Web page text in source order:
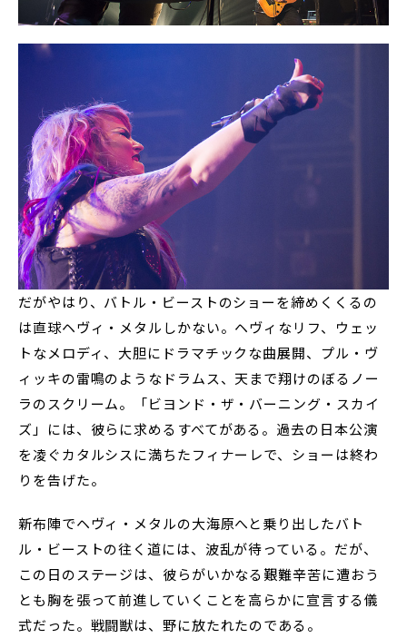
だがやはり、バトル・ビーストのショーを締めくくるの
は直球ヘヴィ・メタルしかない。ヘヴィなリフ、ウェッ
トなメロディ、大胆にドラマチックな曲展開、プル・ヴ
ィッキの雷鳴のようなドラムス、天まで翔けのぼるノー
ラのスクリーム。「ビヨンド・ザ・バーニング・スカイ
ズ」には、彼らに求めるすべてがある。過去の日本公演
を凌ぐカタルシスに満ちたフィナーレで、ショーは終わ
りを告げた。
新布陣でヘヴィ・メタルの大海原へと乗り出したバト
ル・ビーストの往く道には、波乱が待っている。だが、
この日のステージは、彼らがいかなる艱難辛苦に遭おう
とも胸を張って前進していくことを高らかに宣言する儀
式だった。戦闘獣は、野に放たれたのである。